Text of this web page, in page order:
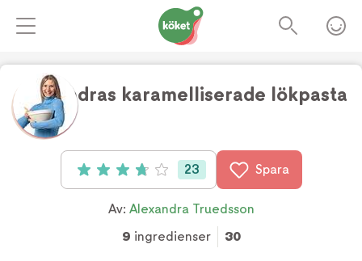
Alexandras karamelliserade lökpasta
Betyg: 3.8 av 5 (23 röster)
23 Spara
Av: Alexandra Truedsson
9 ingredienser 30